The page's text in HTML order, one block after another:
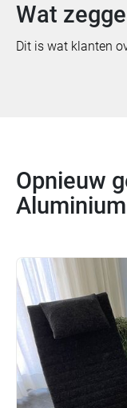
Wat
Dit is wat klanten
Opnieuw